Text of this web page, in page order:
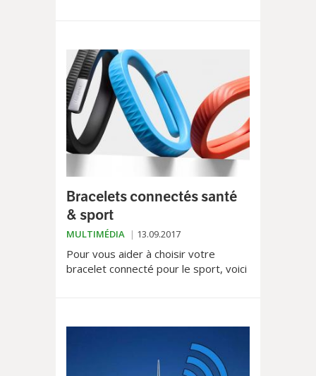
vous aide au quotidien.
Bracelets connectés santé
& sport
MULTIMÉDIA 13.09.2017
Pour vous aider à choisir votre
bracelet connecté pour le sport, voici